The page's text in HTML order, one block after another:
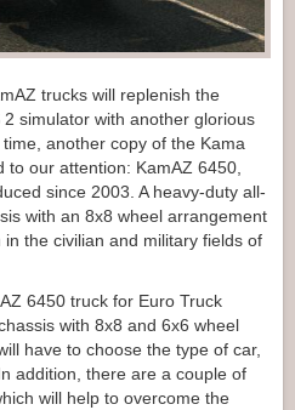
trucks will replenish the
simulator with another glorious
another copy of the Kama
our attention: KamAZ 6450,
since 2003. A heavy-duty all-
with an 8x8 wheel arrangement
the civilian and military fields of
6450 truck for Euro Truck
with 8x8 and 6x6 wheel
have to choose the type of car,
addition, there are a couple of
will help to overcome the